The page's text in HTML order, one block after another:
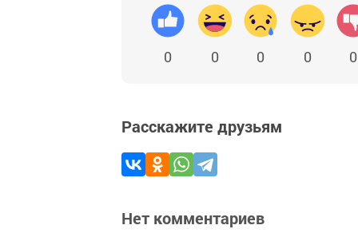
0 0 0 0 0
Расскажите друзьям
Нет комментариев